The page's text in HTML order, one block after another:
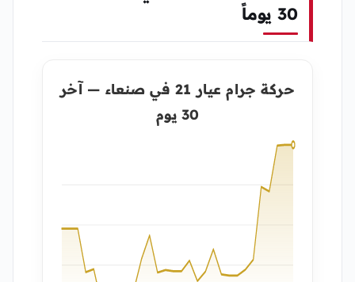
30 يوماً
حركة جرام عيار 21 في صنعاء — آخر
30 يوم